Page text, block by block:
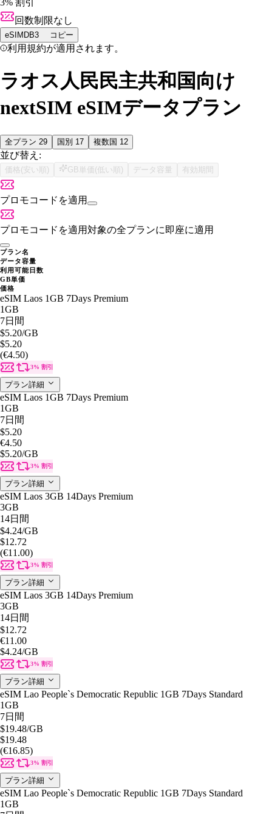
回数制限なし
eSIMDB3 コピー
利用規約が適用されます。
ラオス人民民主共和国向け
nextSIM eSIMデータプラン
全プラン 29 国別 17 複数国 12
並び替え:
価格(安い順) GB単価(低い順) データ容量 有効期間
プロモコードを適用
プロモコードを適用対象の全プランに即座に適用
プラン名
データ容量
利用可能日数
GB単価
価格
eSIM Laos 1GB 7Days Premium
1GB
7日間
$5.20/GB
$5.20
(€4.50)
3% 割引
プラン詳細
eSIM Laos 1GB 7Days Premium
1GB
7日間
$5.20
€4.50
$5.20/GB
3% 割引
プラン詳細
eSIM Laos 3GB 14Days Premium
3GB
14日間
$4.24/GB
$12.72
(€11.00)
3% 割引
プラン詳細
eSIM Laos 3GB 14Days Premium
3GB
14日間
$12.72
€11.00
$4.24/GB
3% 割引
プラン詳細
eSIM Lao People`s Democratic Republic 1GB 7Days Standard
1GB
7日間
$19.48/GB
$19.48
(€16.85)
3% 割引
プラン詳細
eSIM Lao People`s Democratic Republic 1GB 7Days Standard
1GB